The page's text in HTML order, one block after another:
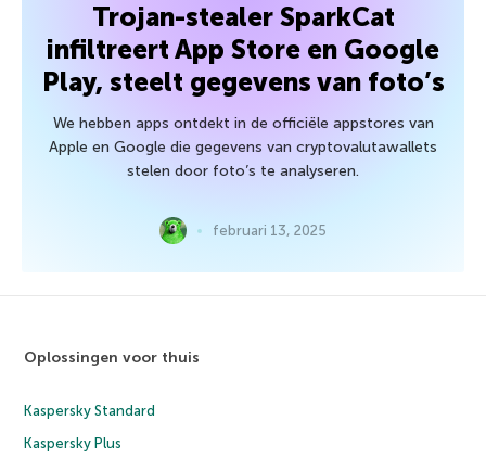
Trojan-stealer SparkCat
infiltreert App Store en Google
Play, steelt gegevens van foto’s
We hebben apps ontdekt in de officiële appstores van
Apple en Google die gegevens van cryptovalutawallets
stelen door foto’s te analyseren.
februari 13, 2025
Oplossingen voor thuis
Kaspersky Standard
Kaspersky Plus